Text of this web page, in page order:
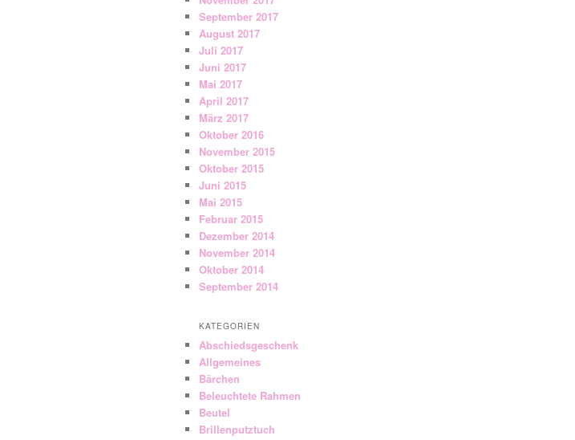
September 2017
August 2017
Juli 2017
Juni 2017
Mai 2017
April 2017
März 2017
Oktober 2016
November 2015
Oktober 2015
Juni 2015
Mai 2015
Februar 2015
Dezember 2014
November 2014
Oktober 2014
September 2014
KATEGORIEN
Abschiedsgeschenk
Allgemeines
Bärchen
Beleuchtete Rahmen
Beutel
Brillenputztuch